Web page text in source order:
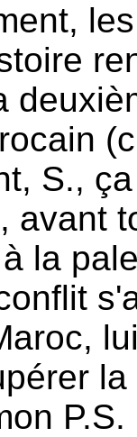
S.,
avant
la